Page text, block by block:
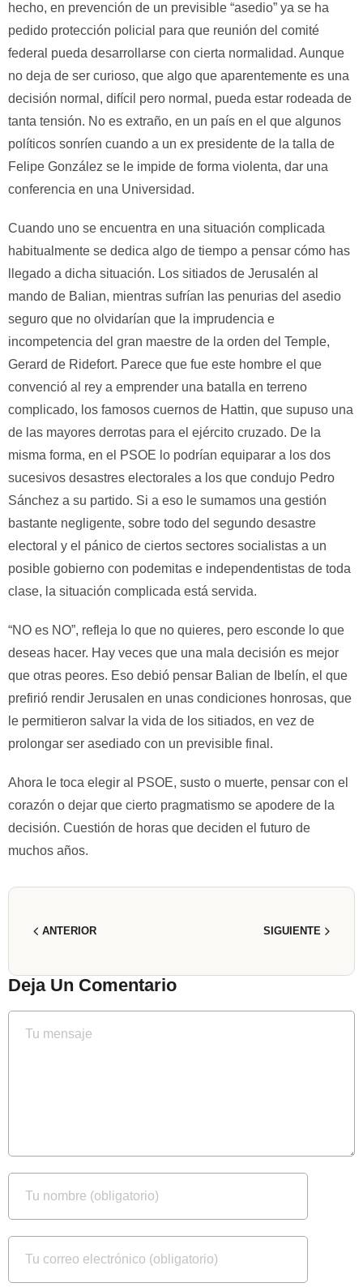
hecho, en prevención de un previsible “asedio” ya se ha
pedido protección policial para que reunión del comité
federal pueda desarrollarse con cierta normalidad. Aunque
no deja de ser curioso, que algo que aparentemente es una
decisión normal, difícil pero normal, pueda estar rodeada de
tanta tensión. No es extraño, en un país en el que algunos
políticos sonríen cuando a un ex presidente de la talla de
Felipe González se le impide de forma violenta, dar una
conferencia en una Universidad.
Cuando uno se encuentra en una situación complicada
habitualmente se dedica algo de tiempo a pensar cómo has
llegado a dicha situación. Los sitiados de Jerusalén al
mando de Balian, mientras sufrían las penurias del asedio
seguro que no olvidarían que la imprudencia e
incompetencia del gran maestre de la orden del Temple,
Gerard de Ridefort. Parece que fue este hombre el que
convenció al rey a emprender una batalla en terreno
complicado, los famosos cuernos de Hattin, que supuso una
de las mayores derrotas para el ejército cruzado. De la
misma forma, en el PSOE lo podrían equiparar a los dos
sucesivos desastres electorales a los que condujo Pedro
Sánchez a su partido. Si a eso le sumamos una gestión
bastante negligente, sobre todo del segundo desastre
electoral y el pánico de ciertos sectores socialistas a un
posible gobierno con podemitas e independentistas de toda
clase, la situación complicada está servida.
“NO es NO”, refleja lo que no quieres, pero esconde lo que
deseas hacer. Hay veces que una mala decisión es mejor
que otras peores. Eso debió pensar Balian de Ibelín, el que
prefirió rendir Jerusalen en unas condiciones honrosas, que
le permitieron salvar la vida de los sitiados, en vez de
prolongar ser asediado con un previsible final.
Ahora le toca elegir al PSOE, susto o muerte, pensar con el
corazón o dejar que cierto pragmatismo se apodere de la
decisión. Cuestión de horas que deciden el futuro de
muchos años.
ANTERIOR SIGUIENTE
Deja Un Comentario